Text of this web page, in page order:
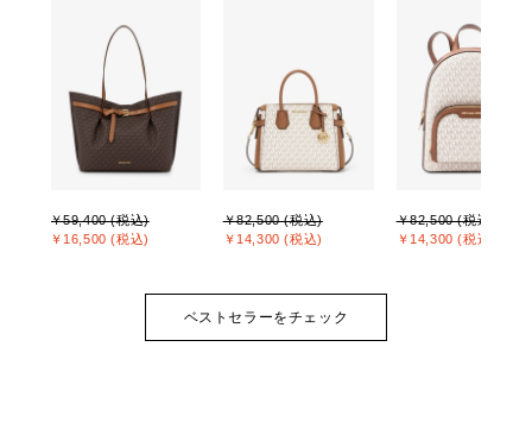
￥59,400 (税込)
￥16,500 (税込)
￥82,500 (税込)
￥14,300 (税込)
￥82,500 (税込)
￥14,300 (税込)
ベストセラーをチェック